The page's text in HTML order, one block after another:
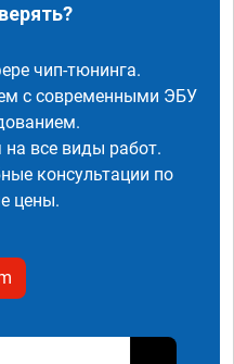
чип-тюнинга.
с современными ЭБУ
все виды работ.
консультации по
цены.